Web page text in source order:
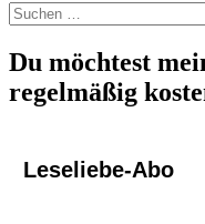
Suchen
nach:
Du möchtest
regelmäßig
Leseliebe-Abo